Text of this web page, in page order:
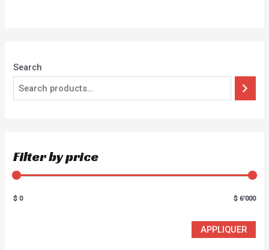
Search
Filter by price
$ 0 $ 6'000
APPLIQUER